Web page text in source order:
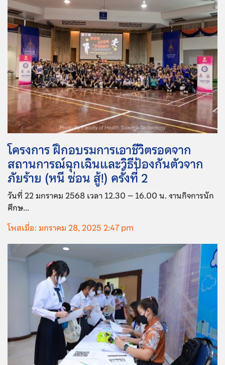
โครงการ ฝึกอบรมการเอาชีวิตรอดจาก
สถานการณ์ฉุกเฉินและวิธีป้องกันตัวจาก
ภัยร้าย (หนี ซ่อน สู้!) ครั้งที่ 2
วันที่ 22 มกราคม 2568 เวลา 12.30 – 16.00 น. งานกิจการนัก
ศึกษ...
โพสเมื่อ: มกราคม 28, 2025 2:47 pm